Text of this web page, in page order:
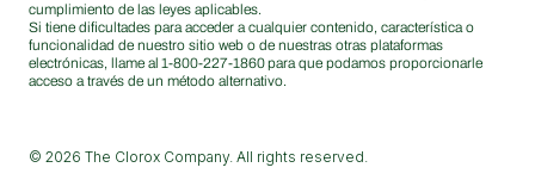
cumplimiento de las leyes aplicables.
Si tiene dificultades para acceder a cualquier contenido, característica o
funcionalidad de nuestro sitio web o de nuestras otras plataformas
electrónicas, llame al 1-800-227-1860para que podamos proporcionarle
acceso a través de un método alternativo.
© 2026 The Clorox Company. All rights reserved.